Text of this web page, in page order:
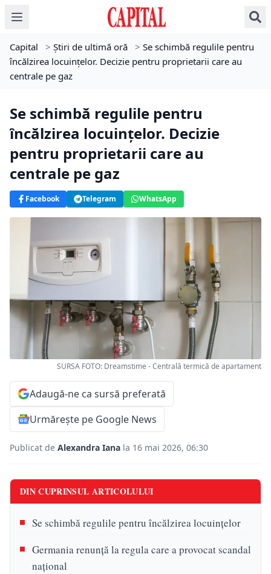
Capital > Știri de ultimă oră > Se schimbă regulile pentru
încălzirea locuințelor. Decizie pentru proprietarii care au
centrale pe gaz
Se schimbă regulile pentru
încălzirea locuințelor. Decizie
pentru proprietarii care au
centrale pe gaz
Facebook Telegram WhatsApp
SURSA FOTO: Dreamstime - Centrală termică de apartament
Adaugă-ne ca sursă preferată
Urmărește pe Google News
Publicat de Alexandra Iana la 16 mai 2026, 06:30
DIN CUPRINSUL ARTICOLULUI
Se schimbă regulile pentru încălzirea locuințelor
Germania renunță la regula care a provocat scandal
național